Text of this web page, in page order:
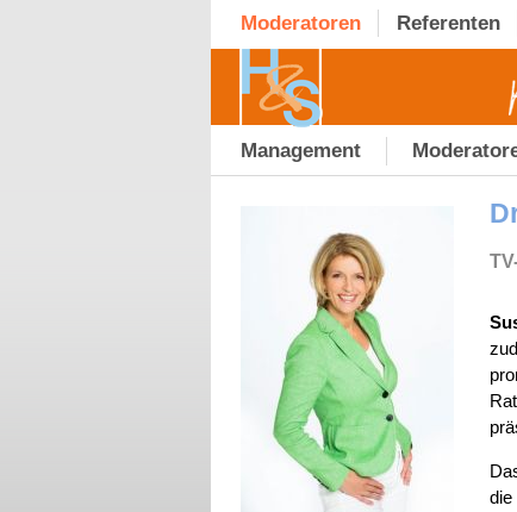
Moderatoren Referenten
Management